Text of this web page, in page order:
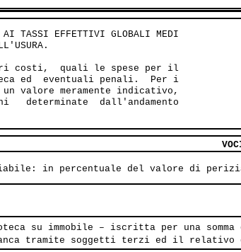
TASSI EFFETTIVI GLOBALI MEDI
costi,  quali le spese per il
ed  eventuali penali.  Per i
valore meramente indicativo,
determinate  dall'andamento
in percentuale del valore di
su immobile – iscritta per una
tramite soggetti terzi ed il relativo